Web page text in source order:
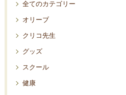
全てのカテゴリー
オリーブ
クリコ先生
グッズ
スクール
健康